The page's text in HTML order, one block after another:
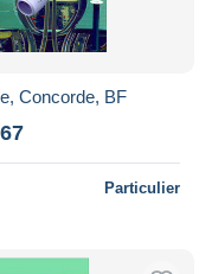
Concorde, BF
Particulier